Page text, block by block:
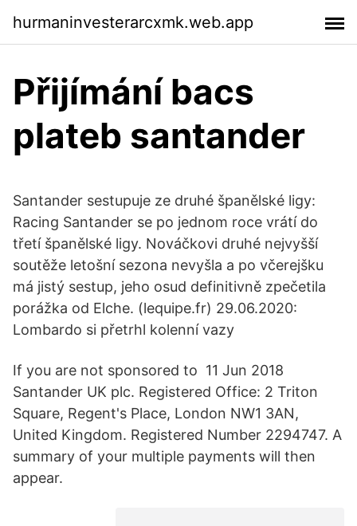
hurmaninvesterarcxmk.web.app
Přijímání bacs
plateb santander
Santander sestupuje ze druhé španělské ligy:
Racing Santander se po jednom roce vrátí do
třetí španělské ligy. Nováčkovi druhé nejvyšší
soutěže letošní sezona nevyšla a po včerejšku
má jistý sestup, jeho osud definitivně zpečetila
porážka od Elche. (lequipe.fr) 29.06.2020:
Lombardo si přetrhl kolenní vazy
If you are not sponsored to 11 Jun 2018
Santander UK plc. Registered Office: 2 Triton
Square, Regent's Place, London NW1 3AN,
United Kingdom. Registered Number 2294747. A
summary of your multiple payments will then
appear.